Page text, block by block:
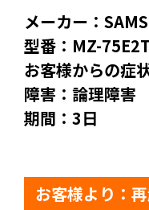
メーカー：
型番：MZ-
お客様からの症
障害：論理障害
期間：3日
お客様より：